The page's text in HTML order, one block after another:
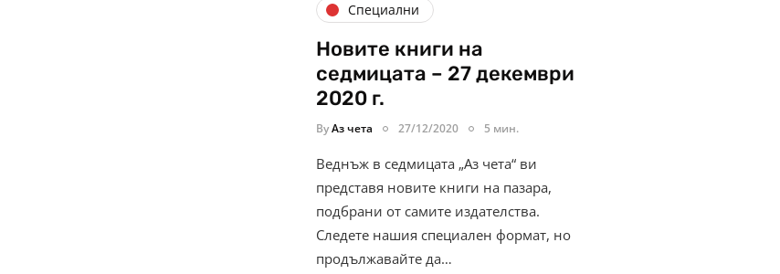
Специални
Новите книги на
седмицата – 27 декември
2020 г.
ByАз чета 27/12/2020 5 мин.
Веднъж в седмицата „Аз чета“ ви
представя новите книги на пазара,
подбрани от самите издателства.
Следете нашия специален формат, но
продължавайте да…